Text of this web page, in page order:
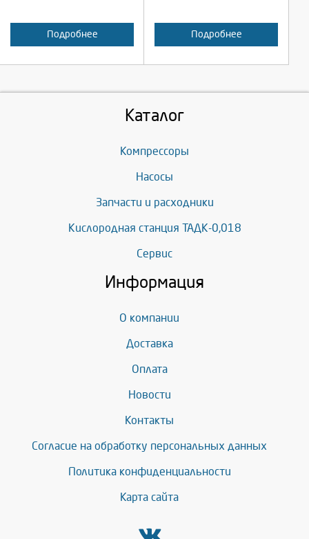
Подробнее Подробнее
Каталог
Компрессоры
Насосы
Запчасти и расходники
Кислородная станция ТАДК-0,018
Сервис
Информация
О компании
Доставка
Оплата
Новости
Контакты
Согласие на обработку персональных данных
Политика конфиденциальности
Карта сайта